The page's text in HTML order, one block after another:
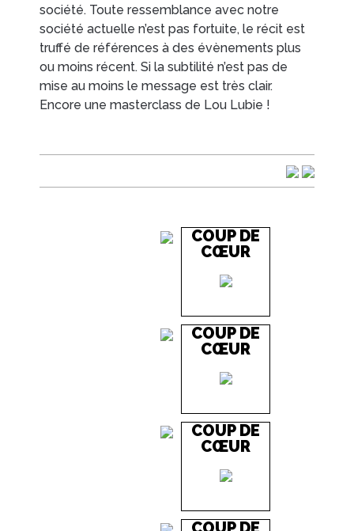
société. Toute ressemblance avec notre
société actuelle n’est pas fortuite, le récit est
truffé de références à des évènements plus
ou moins récent. Si la subtilité n’est pas de
mise au moins le message est très clair.
Encore une masterclass de Lou Lubie !
COUP DE
CŒUR
COUP DE
CŒUR
COUP DE
CŒUR